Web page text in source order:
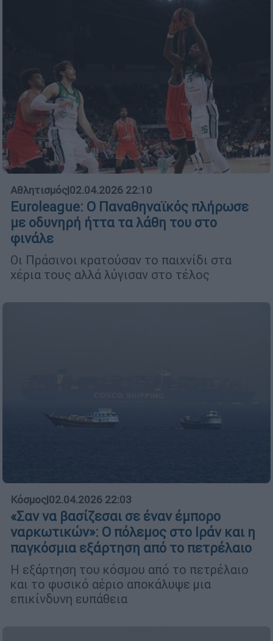
Αθλητισμός|02.04.2026 22:10
Euroleague: Ο Παναθηναϊκός πλήρωσε
με οδυνηρή ήττα τα λάθη του στο
φινάλε
Οι Πράσινοι κρατούσαν το παιχνίδι στα
χέρια τους αλλά λύγισαν στο τέλος
Κόσμος|02.04.2026 22:03
«Σαν να βασίζεσαι σε έναν έμπορο
ναρκωτικών»: Ο πόλεμος στο Ιράν και η
παγκόσμια εξάρτηση από το πετρέλαιο
Η εξάρτηση του κόσμου από το πετρέλαιο
και το φυσικό αέριο αποκάλυψε μια
επικίνδυνη ευπάθεια